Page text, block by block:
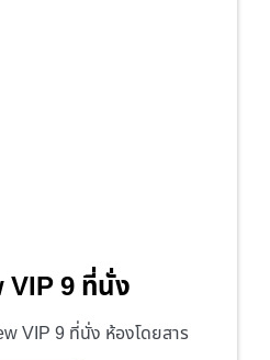
9 ที่นั่ง
VIP 9 ที่นั่ง ห้องโดยสาร